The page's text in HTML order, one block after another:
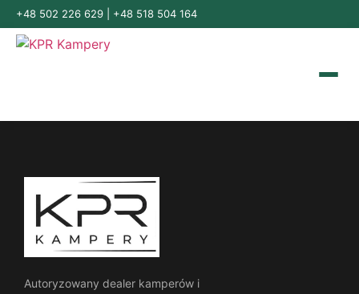
+48 502 226 629 +48 518 504 164
Autoryzowany dealer kamperów i